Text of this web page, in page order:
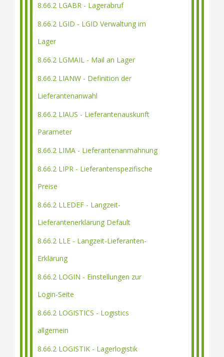
8.66.2 LGABR - Lagerabruf
8.66.2 LGID - LGID Verwaltung im
Lager
8.66.2 LGMAIL - Mail an Lager
8.66.2 LIANW - Definition der
Lieferantenanwahl
8.66.2 LIAUS - Lieferantenauskunft
Parameter
8.66.2 LIMA - Lieferantenanmahnung
8.66.2 LIPR - Lieferantenspezifische
Preise
8.66.2 LLEDEF - Langzeit-
Lieferantenerklärung Default
8.66.2 LLE - Langzeit-Lieferanten-
Erklärung
8.66.2 LOGIN - Einstellungen zur
Login-Seite
8.66.2 LOGISTICS - Logistics
allgemein
8.66.2 LOGISTIK - Lagerlogistik